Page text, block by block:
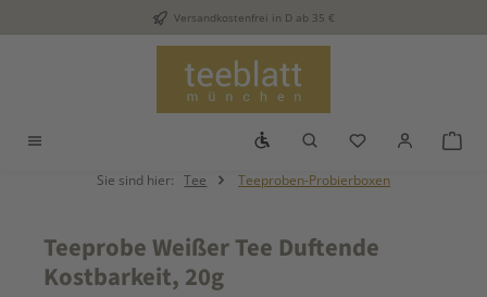
Zum Hauptinhalt springenVersandkostenfrei in D ab 35 €
Werkzeugleiste anzeigen
Du hast 0
Sie sind hier: Tee Teeproben-Probierboxen
Teeprobe Weißer Tee Duftende
Kostbarkeit, 20g